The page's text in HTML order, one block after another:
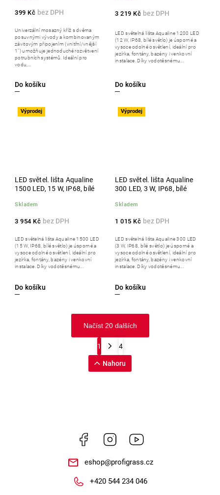
399 Kč
Do košíku
Univerzální mosazný kříž s dvěma
posuvnými vývody a kombinovaným
závitovým připojením (vnitřní/vnější
1") umožňuje jednoduché rozvětvení
potrubních systémů. Ideální pro
vodu,...
3 219 Kč
Do košíku
LED světelná lišta Aqualine 1200 LED
(12 W, IP68, bílé světlo) je úsporné a
vysoce odolné osvětlení, ideální pro
jezírka, fontány, bazény i venkovní
instalace. Díky vodotěsnému...
Výprodej
LED světel. lišta Aqualine
1500 LED, 15 W, IP68, bílé
Skladem
3 954 Kč
Do košíku
LED světelná lišta Aqualine 1500 LED
(15 W, IP68, bílé světlo) je úsporné a
vysoce odolné osvětlení, ideální pro
jezírka, fontány, bazény i venkovní
instalace. Díky vodotěsnému...
Výprodej
LED světel. lišta Aqualine
300 LED, 3 W, IP68, bílé
Skladem
1 015 Kč
Do košíku
LED světelná lišta Aqualine 300 LED
(3 W, IP68, bílé světlo) je úsporné a
vysoce odolné osvětlení, ideální pro
jezírka, fontány, bazény i venkovní
instalace. Díky vodotěsnému...
Načíst 20 dalších
1 4
Nahoru
Facebook Instagram
eshop@profigrass.cz
+420 544 234 046